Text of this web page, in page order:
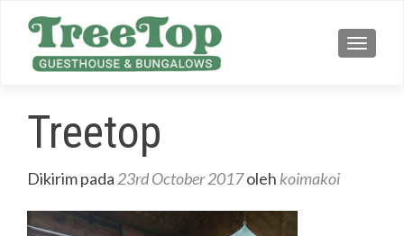
Treetop
Dikirim pada 23rd October 2017oleh koimakoi